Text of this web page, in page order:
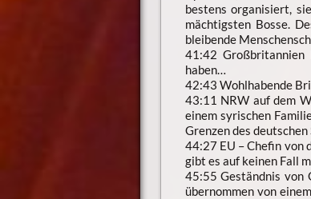
bestens organisiert,
mächtigsten Bosse.
bleibende
41:42
haben…
42:43 Wohlhabende
43:11 NRW auf dem
einem syrischen
Grenzen des
44:27 EU – Chefin von
gibt es auf keinen Fall
45:55 Geständnis von
übernommen von